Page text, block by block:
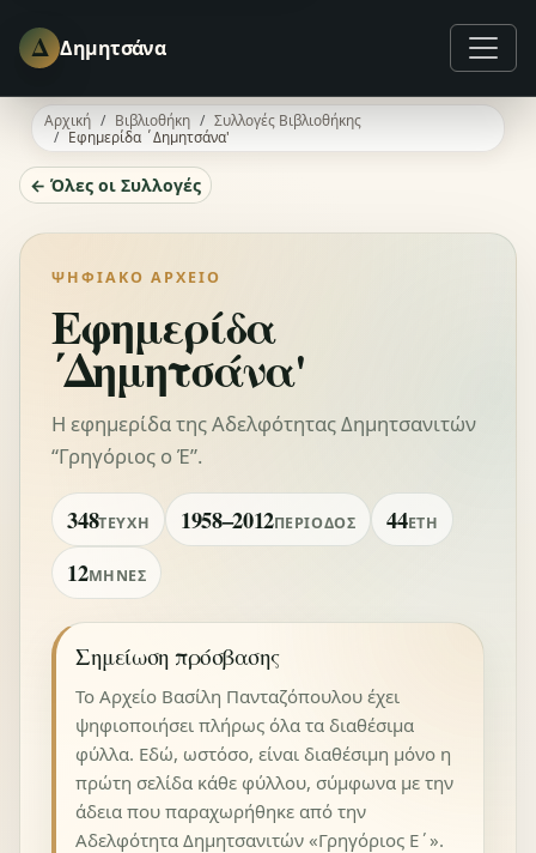
Δ Δημητσάνα
Αρχική Βιβλιοθήκη
Συλλογές Βιβλιοθήκης
Εφημερίδα ΄Δημητσάνα'
← Όλες οι Συλλογές
ΨΗΦΙΑΚΌ ΑΡΧΕΊΟ
Εφημερίδα
΄Δημητσάνα'
Η εφημερίδα της Αδελφότητας Δημητσανιτών
“Γρηγόριος ο Έ”.
348ΤΕΎΧΗ 1958–2012ΠΕΡΊΟΔΟΣ 44ΈΤΗ
12ΜΉΝΕΣ
Σημείωση πρόσβασης
Το Αρχείο Βασίλη Πανταζόπουλου έχει
ψηφιοποιήσει πλήρως όλα τα διαθέσιμα
φύλλα. Εδώ, ωστόσο, είναι διαθέσιμη μόνο η
πρώτη σελίδα κάθε φύλλου, σύμφωνα με την
άδεια που παραχωρήθηκε από την
Αδελφότητα Δημητσανιτών «Γρηγόριος Ε΄».